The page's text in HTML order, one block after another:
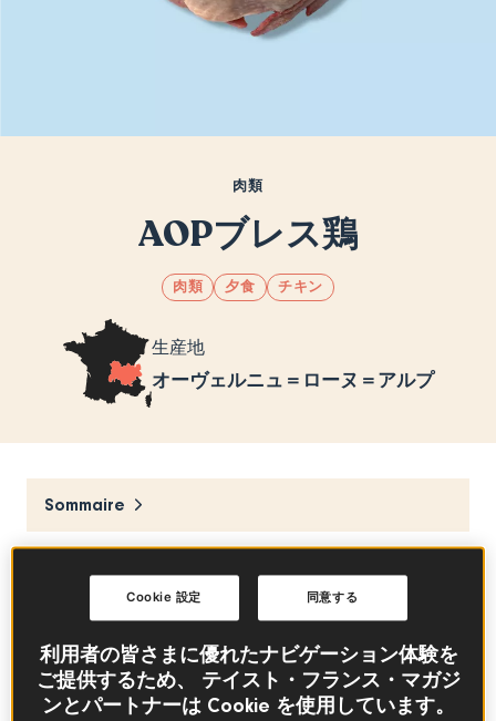
肉類
AOPブレス鶏
肉類 夕食 チキン
生産地
オーヴェルニュ＝ローヌ＝アルプ
Sommaire
リヨンの北で広く生産されるAOP（原産地保
護呼称）
ブレス鶏は、多くのシェフや美食家た
ちの心を掴んで離しません。もちろんこれには
理由があります！一年を通じて食される若鶏
（プレ、プラルド）はもとより、クリスマスに
利用者の皆さまに優れたナビゲーション体験を
ご提供するため、 テイスト・フランス・マガジ
ンとパートナーは Cookie を使用しています。
同意する
Cookie 設定